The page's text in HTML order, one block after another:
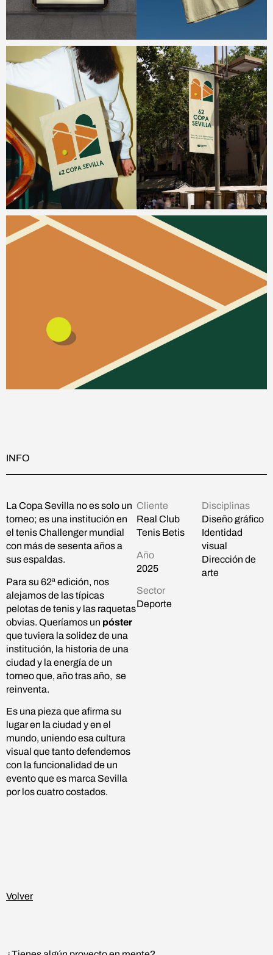
INFO
La Copa Sevilla no es solo un
torneo; es una institución en
el tenis Challenger mundial
con más de sesenta años a
sus espaldas.
Para su 62ª edición, nos
alejamos de las típicas
pelotas de tenis y las raquetas
obvias. Queríamos un póster
que tuviera la solidez de una
institución, la historia de una
ciudad y la energía de un
torneo que, año tras año, se
reinventa.
Es una pieza que afirma su
lugar en la ciudad y en el
mundo, uniendo esa cultura
visual que tanto defendemos
con la funcionalidad de un
evento que es marca Sevilla
por los cuatro costados.
Cliente
Real Club
Tenis Betis
Año
2025
Sector
Deporte
Disciplinas
Diseño gráfico
Identidad
visual
Dirección de
arte
Volver